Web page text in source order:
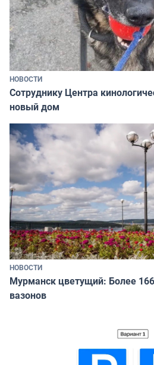
НОВОСТИ
Сотруднику Центра
новый дом
НОВОСТИ
Мурманск цветущий: Более
вазонов